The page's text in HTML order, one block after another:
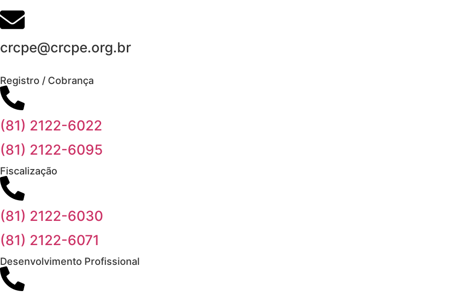
crcpe@crcpe.org.br
Registro / Cobrança
(81) 2122-6022
(81) 2122-6095
Fiscalização
(81) 2122-6030
(81) 2122-6071
Desenvolvimento Profissional